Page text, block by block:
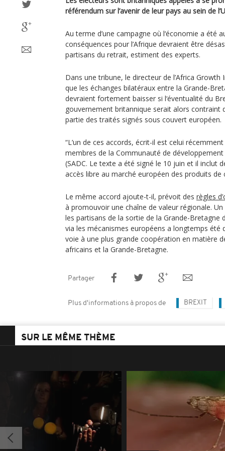
référendum sur l’avenir de leur pays au sein de
Au terme d’une campagne où l‘économie a été
conséquences pour l’Afrique devraient être
partisans du retrait, estiment des experts.
Dans une tribune, le directeur de l’Africa
que les échanges bilatéraux entre la Grande-
devraient fortement baisser si l‘éventualité du
gouvernement britannique serait alors contraint
partie des traités signés sous couvert européen.
“L’un de ces accords, écrit-il est celui
membres de la Communauté de développement
(SADC. Le texte a été signé le 10 juin et il inclut
accès libre au marché européen des produits de
Le même accord ajoute-t-il, prévoit des règles
à promouvoir une chaîne de valeur régionale.
les partisans de la sortie de la Grande-Bretagne
via les mécanismes européens a longtemps été
voie à une plus grande coopération en matière
africains et la Grande-Bretagne.
Partager
Plus d'informations à propos de BREXIT
SUR LE MÊME THÈME